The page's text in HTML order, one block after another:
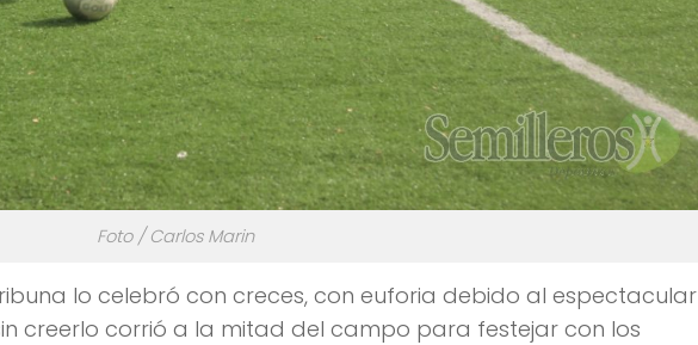
Foto / Carlos Marin
lo celebró con creces, con euforia debido al espectacular
creerlo corrió a la mitad del campo para festejar con los